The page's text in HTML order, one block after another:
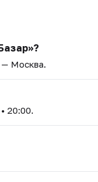
— Москва.
20:00.